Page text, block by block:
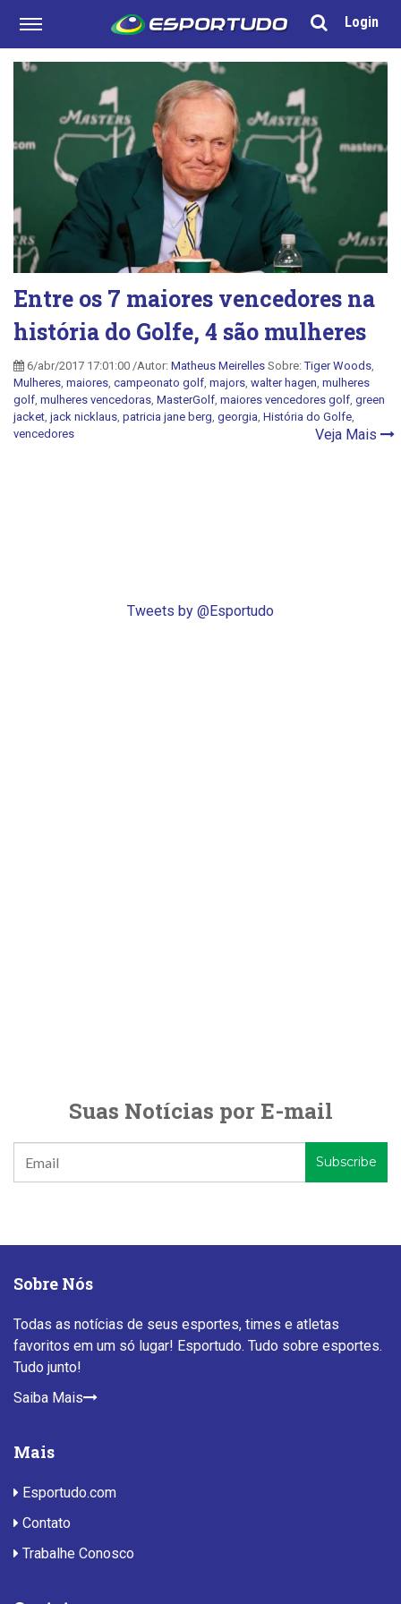
Login
Entre os 7 maiores vencedores na
história do Golfe, 4 são mulheres
6/abr/2017 17:01:00 /Autor: Matheus Meirelles Sobre:Tiger Woods
Mulheres maiores campeonato golf majors walter hagen mulheres
golf mulheres vencedoras MasterGolf maiores vencedores golf green
jacket jack nicklaus patricia jane berg georgia História do Golfe
vencedores
Veja Mais
Tweets by @Esportudo
Suas Notícias por E-mail
Sobre Nós
Todas as notícias de seus esportes, times e atletas
favoritos em um só lugar! Esportudo. Tudo sobre esportes.
Tudo junto!
Saiba Mais
Mais
Esportudo.com
Contato
Trabalhe Conosco